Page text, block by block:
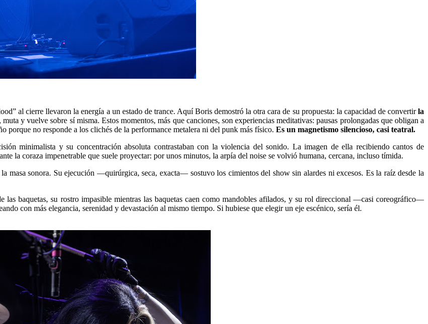
al cierre llevaron la energía a un estado de trance. Aquí Boris demostró la otra cara de su propuesta: la capacidad de convertirla
y vuelve sobre sí misma. Estos momentos, más que canciones, son experiencias meditativas: pausas prolongadas que obligan a
porque no responde a los clichés de la performance metalera ni del punk más físico. Es un magnetismo silencioso, casi teatral.
minimalista y su concentración absoluta contrastaban con la violencia del sonido. La imagen de ella recibiendo cantos de
la coraza impenetrable que suele proyectar: por unos minutos, la arpía del noise se volvió humana, cercana, incluso tímida.
masa sonora. Su ejecución —quirúrgica, seca, exacta— sostuvo los cimientos del show sin alardes ni excesos. Es la raíz desde la
las baquetas, su rostro impasible mientras las baquetas caen como mandobles afilados, y su rol direccional —casi coreográfico—
con más elegancia, serenidad y devastación al mismo tiempo. Si hubiese que elegir un eje escénico, sería él.